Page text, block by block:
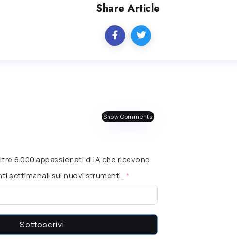
Share Article
Show Comments
6.000 appassionati di IA che ricevono
settimanali sui nuovi strumenti.
Sottoscrivi